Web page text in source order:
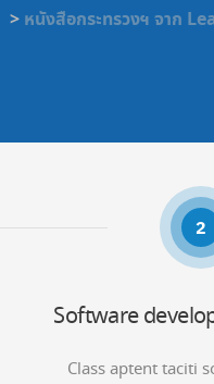
> หนังสือกระทรวงฯ จาก
2
Software
Class aptent taciti